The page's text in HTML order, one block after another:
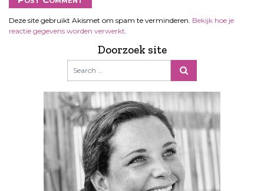
Deze site gebruikt Akismet om spam te verminderen. Bekijk hoe je
reactie gegevens worden verwerkt
Doorzoek site